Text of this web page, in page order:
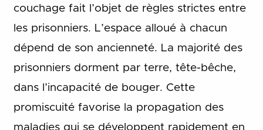
couchage fait l’objet de règles strictes entre
les prisonniers. L’espace alloué à chacun
dépend de son ancienneté. La majorité des
prisonniers dorment par terre, tête-bêche,
dans l’incapacité de bouger. Cette
promiscuité favorise la propagation des
maladies qui se développent rapidement en